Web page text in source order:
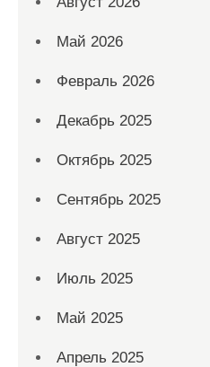
Май 2026
Февраль 2026
Декабрь 2025
Октябрь 2025
Сентябрь 2025
Август 2025
Июль 2025
Май 2025
Апрель 2025